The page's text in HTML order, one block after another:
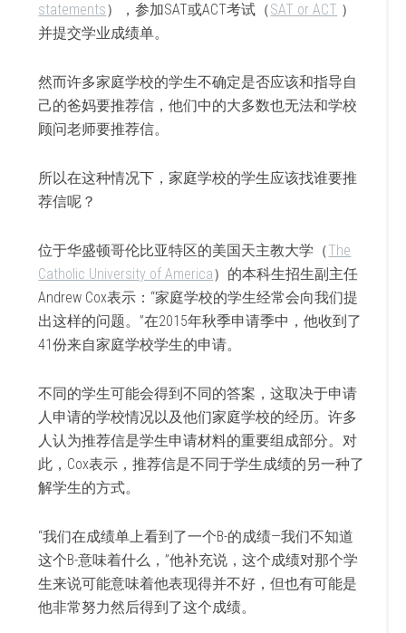
statements），参加SAT或ACT考试（SAT or ACT ）
并提交学业成绩单。
然而许多家庭学校的学生不确定是否应该和指导自
己的爸妈要推荐信，他们中的大多数也无法和学校
顾问老师要推荐信。
所以在这种情况下，家庭学校的学生应该找谁要推
荐信呢？
位于华盛顿哥伦比亚特区的美国天主教大学（The
Catholic University of America）的本科生招生副主任
Andrew Cox表示：“家庭学校的学生经常会向我们提
出这样的问题。”在2015年秋季申请季中，他收到了
41份来自家庭学校学生的申请。
不同的学生可能会得到不同的答案，这取决于申请
人申请的学校情况以及他们家庭学校的经历。许多
人认为推荐信是学生申请材料的重要组成部分。对
此，Cox表示，推荐信是不同于学生成绩的另一种了
解学生的方式。
“我们在成绩单上看到了一个B-的成绩—我们不知道
这个B-意味着什么，”他补充说，这个成绩对那个学
生来说可能意味着他表现得并不好，但也有可能是
他非常努力然后得到了这个成绩。